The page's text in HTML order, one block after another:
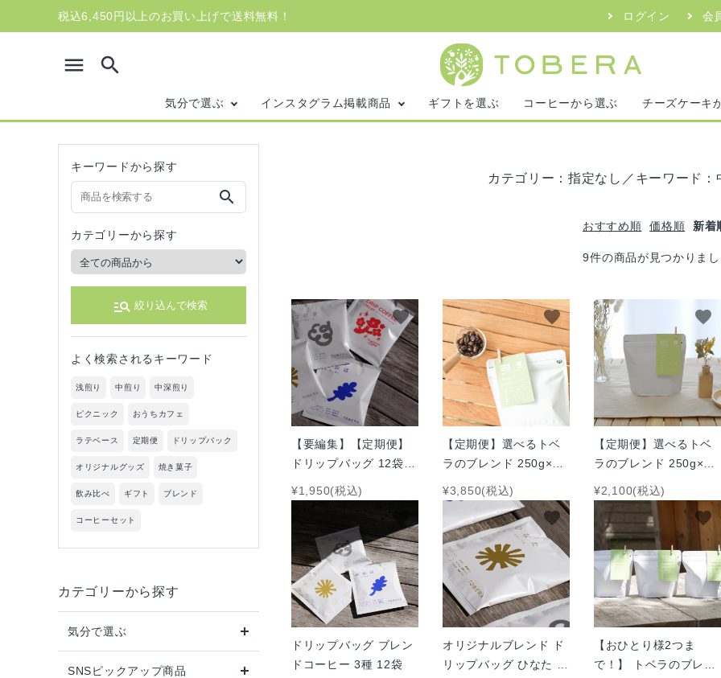
税込6,450円以上のお買い上げで送料無料！ ログイン 会
menu search
気分で選ぶ インスタグラム掲載商品 ギフトを選ぶ コーヒーから選ぶ チーズケーキ
search
インスタグラム掲載商品
コーヒーから選ぶ
チーズケーキから選ぶ
お得なTOBERAの定期便
価格から探す
カテゴリー：指定なし／キーワード：
おすすめ順 価格順 新着
9件の商品が見つかりま
【要編集】【定期便】
ドリップバッグ 12袋
¥1,950(税込)
favorite
【定期便】選べるトベ
ラのブレンド 250g×2
袋 コース
¥3,850(税込)
favorite
【定期便】選べるトベ
ラのブレンド 250g×1
袋 コース
¥2,100(税込)
favorite
ドリップバッグ ブレン
ドコーヒー 3種 12袋
オリジナルブレンド ド
リップバッグ ひなた 5
favorite
【おひとり様2つま
で！】 トベラのブレン
favorite
キーワードから探す
search
カテゴリーから探す
manage_search 絞り込んで検索
よく検索されるキーワード
浅煎り 中煎り 中深煎り
ピクニック おうちカフェ
ラテベース 定期便 ドリップバック
オリジナルグッズ 焼き菓子
飲み比べ ギフト ブレンド
コーヒーセット
カテゴリーから探す
気分で選ぶ
SNSピックアップ商品